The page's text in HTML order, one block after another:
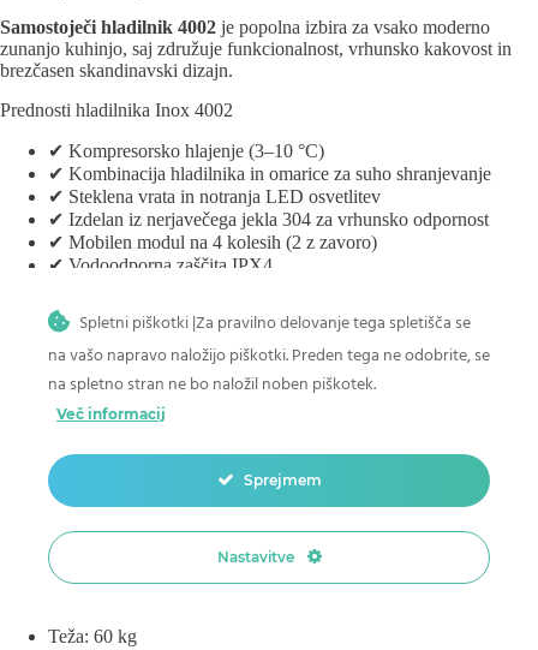
Samostoječi hladilnik 4002 je popolna izbira za vsako moderno
zunanjo kuhinjo, saj združuje funkcionalnost, vrhunsko kakovost in
brezčasen skandinavski dizajn.
Prednosti hladilnika Inox 4002
✔ Kompresorsko hlajenje (3–10 °C)
✔ Kombinacija hladilnika in omarice za suho shranjevanje
✔ Steklena vrata in notranja LED osvetlitev
✔ Izdelan iz nerjavečega jekla 304 za vrhunsko odpornost
✔ Mobilen modul na 4 kolesih (2 z zavoro)
✔ Vodoodporna zaščita IPX4
Specifikacije izdelka
Material: nerjaveče jeklo 304 SS
Prostostoječi modul
Hlajenje s kompresorjem
Temperatura: 3–10 °C
1 omarica s 3 policami iz nerjavečega jekla
Steklena vrata
Notranja osvetlitev
4 kolesa (2 z zavoro)
Napetost: 230 V
Vodoodpornost: IPX4
Teža: 60 kg
Spletni piškotki |Za pravilno delovanje tega spletišča se
na vašo napravo naložijo piškotki. Preden tega ne odobrite, se
na spletno stran ne bo naložil noben piškotek.
Več informacij
Sprejmem
Nastavitve